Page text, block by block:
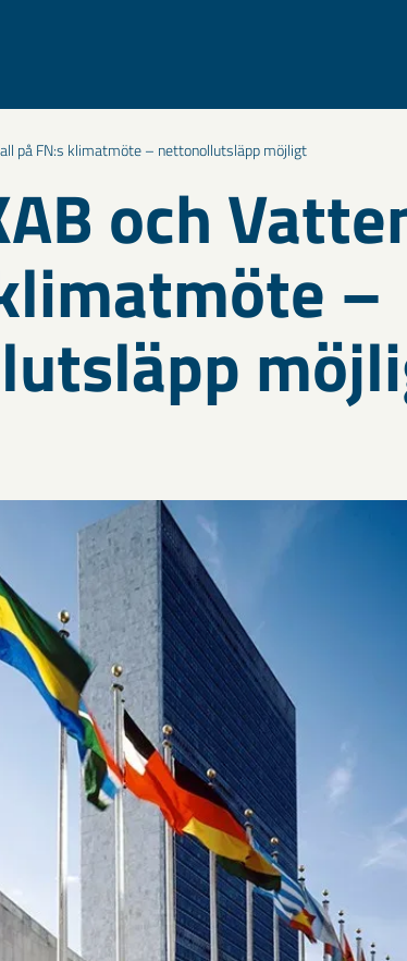
på FN:s klimatmöte – nettonollutsläpp möjligt
och
–